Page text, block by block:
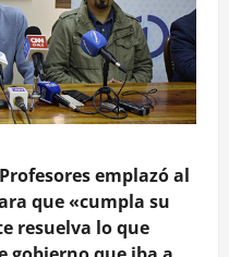
emplazó al
que «cumpla su
resuelva lo que